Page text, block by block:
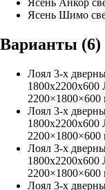
Ясень Анкор
Ясень Шимо
Варианты (6)
Лоял 3-х
1800х2200х600
2200×1800×600
Лоял 3-х
1800х2200х600
2200×1800×600
Лоял 3-х
1800х2200х600
2200×1800×600
Лоял 3-х